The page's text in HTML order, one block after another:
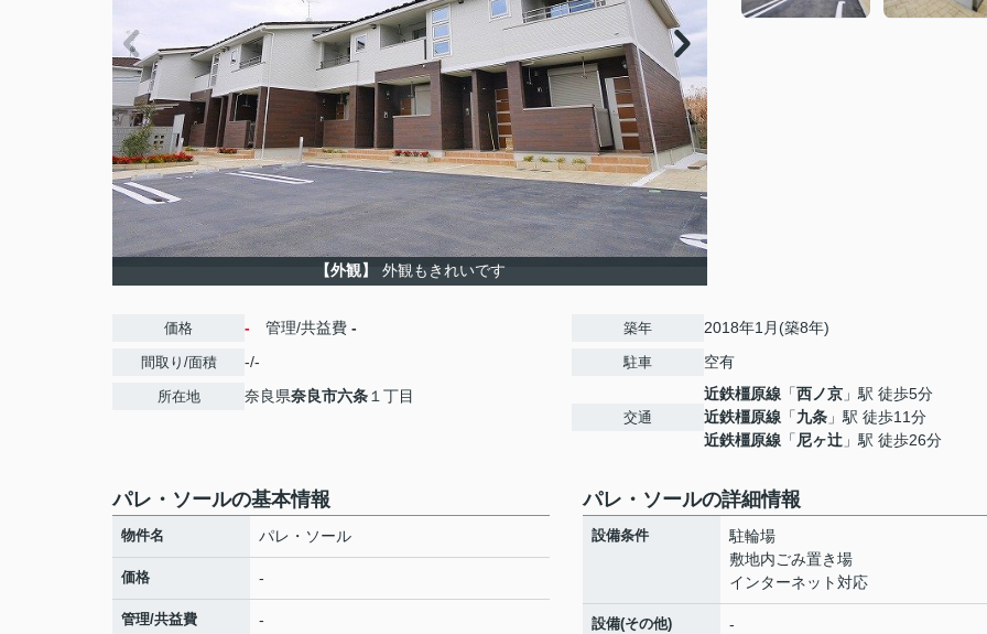
【外観】 外観もきれいです
価格 - 管理/共益費 -
間取り/面積 -/-
所在地 奈良県奈良市六条 １丁目
築年 2018年1月(築8年)
駐車 空有
交通
近鉄橿原線 「西ノ京 」駅 徒歩5分
近鉄橿原線 「九条 」駅 徒歩11分
近鉄橿原線 「 尼ヶ辻 」駅 徒歩26分
パレ・ソールの基本情報
物件名 パレ・ソール
価格 -
管理/共益費 -
パレ・ソールの詳細情報
設備条件
駐輪場
敷地内ごみ置き場
インターネット対応
設備(その他) -